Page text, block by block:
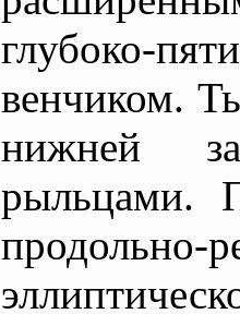
глубоко-
венчиком.
нижней
рыльцами.
продольно-